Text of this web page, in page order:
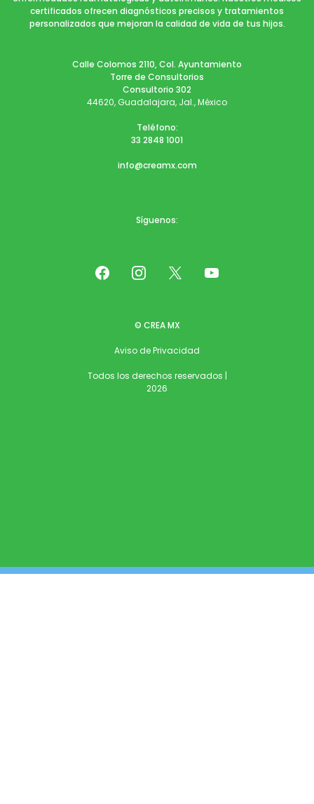
certificados ofrecen diagnósticos precisos y tratamientos
personalizados que mejoran la calidad de vida de tus hijos.
Calle Colomos 2110, Col. Ayuntamiento
Torre de Consultorios
Consultorio 302
44620, Guadalajara, Jal., México
Teléfono:
33 2848 1001
info@creamx.com
Síguenos:
© CREA MX
Aviso de Privacidad
Todos los derechos reservados |
2026